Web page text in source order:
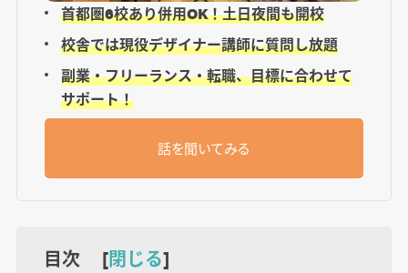
首都圏6校あり併用OK！土日夜間も開校
校舎では現役デザイナー講師に質問し放題
副業・フリーランス・転職、目標に合わせて
サポート！
話を聞いてみる
目次 [閉じる]